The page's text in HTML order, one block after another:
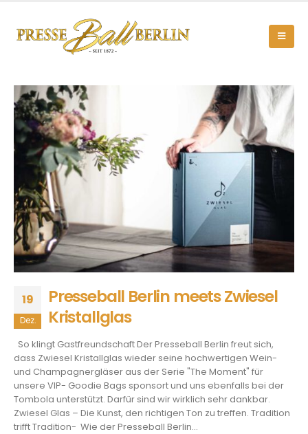
19
Dez.
Presseball Berlin meets Zwiesel
Kristallglas
So klingt Gastfreundschaft Der Presseball Berlin freut sich,
dass Zwiesel Kristallglas wieder seine hochwertigen Wein-
und Champagnergläser aus der Serie "The Moment" für
unsere VIP- Goodie Bags sponsort und uns ebenfalls bei der
Tombola unterstützt. Darfür sind wir wirklich sehr dankbar.
Zwiesel Glas – Die Kunst, den richtigen Ton zu treffen. Tradition
trifft Tradition- Wie der Presseball Berlin...